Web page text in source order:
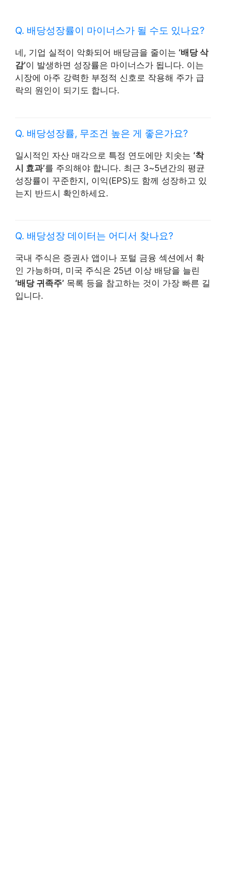
Q. 배당성장률이 마이너스가 될 수도 있나요?
네, 기업 실적이 악화되어 배당금을 줄이는 ‘배당 삭
감’이 발생하면 성장률은 마이너스가 됩니다. 이는
시장에 아주 강력한 부정적 신호로 작용해 주가 급
락의 원인이 되기도 합니다.
Q. 배당성장률, 무조건 높은 게 좋은가요?
일시적인 자산 매각으로 특정 연도에만 치솟는 ‘착
시 효과’를 주의해야 합니다. 최근 3~5년간의 평균
성장률이 꾸준한지, 이익(EPS)도 함께 성장하고 있
는지 반드시 확인하세요.
Q. 배당성장 데이터는 어디서 찾나요?
국내 주식은 증권사 앱이나 포털 금융 섹션에서 확
인 가능하며, 미국 주식은 25년 이상 배당을 늘린
‘배당 귀족주’ 목록 등을 참고하는 것이 가장 빠른 길
입니다.